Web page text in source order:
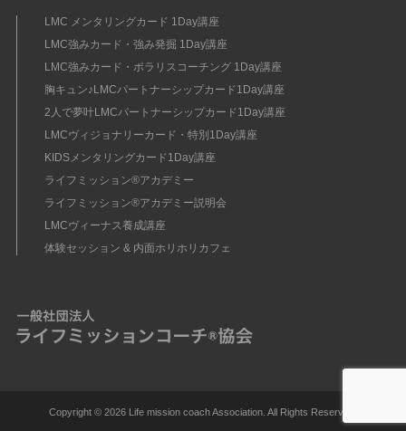
LMC メンタリングカード 1Day講座
LMC強みカード・強み発掘 1Day講座
LMC強みカード・ポラリスコーチング 1Day講座
胸キュン♪LMCパートナーシップカード1Day講座
2人で夢叶LMCパートナーシップカード1Day講座
LMCヴィジョナリーカード・特別1Day講座
KIDSメンタリングカード1Day講座
ライフミッション®︎アカデミー
ライフミッション®︎アカデミー説明会
LMCヴィーナス養成講座
体験セッション & 内面ホリホリカフェ
Copyright © 2026 Life mission coach Association. All Rights Reserved.